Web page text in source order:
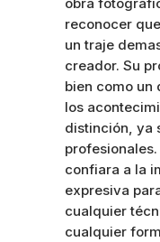
reconocer
un traje
creador. Su
bien como un
los
distinción, ya
confiara a la
expresiva
cualquier
cualquier